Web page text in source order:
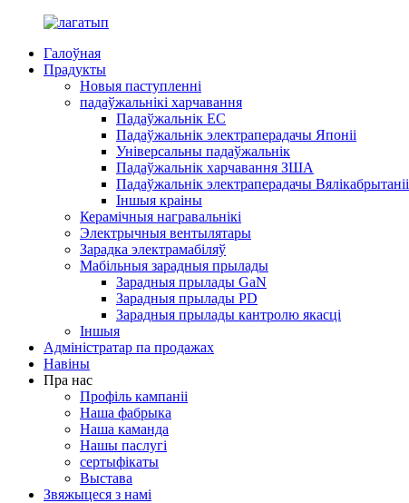
Галоўная
Прадукты
Новыя паступленні
падаўжальнікі харчавання
Падаўжальнік ЕС
Падаўжальнік электраперадачы Японіі
Універсальны падаўжальнік
Падаўжальнік харчавання ЗША
Падаўжальнік электраперадачы Вялікабрытаніі
Іншыя краіны
Керамічныя награвальнікі
Электрычныя вентылятары
Зарадка электрамабіляў
Мабільныя зарадныя прылады
Зарадныя прылады GaN
Зарадныя прылады PD
Зарадныя прылады кантролю якасці
Іншыя
Адміністратар па продажах
Навіны
Пра нас
Профіль кампаніі
Наша фабрыка
Наша каманда
Нашы паслугі
сертыфікаты
Выстава
Звяжыцеся з намі